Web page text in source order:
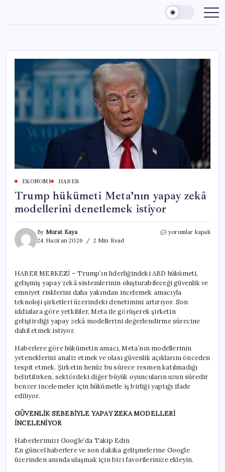
content
EKONOMI HABER
Trump hükümeti Meta’nın yapay zekâ
modellerini denetlemek istiyor
By Murat Kaya
24 Haziran 2026
2 Min Read
Trump
modellerini
denetlemek
istiyor
için
yorumlar kapalı
HABER MERKEZİ – Trump’ın liderliğindeki ABD hükümeti,
gelişmiş yapay zekâ sistemlerinin oluşturabileceği güvenlik ve
emniyet risklerini daha yakından incelemek amacıyla
teknoloji şirketleri üzerindeki denetimini artırıyor. Son
iddialara göre yetkililer, Meta ile görüşerek şirketin
geliştirdiği yapay zekâ modellerini değerlendirme sürecine
dahil etmek istiyor.
Haberlere göre hükümetin amacı, Meta’nın modellerinin
yeteneklerini analiz etmek ve olası güvenlik açıklarını önceden
tespit etmek. Şirketin henüz bu sürece resmen katılmadığı
belirtilirken, sektördeki diğer büyük oyuncuların uzun süredir
benzer incelemeler için hükümetle iş birliği yaptığı ifade
ediliyor.
GÜVENLİK SEBEBİYLE YAPAY ZEKA MODELLERİ
İNCELENİYOR
Haberlerimizi Google’da Takip Edin
En güncel haberlere ve son dakika gelişmelerine Google
üzerinden anında ulaşmak için bizi favorilerinize ekleyin.